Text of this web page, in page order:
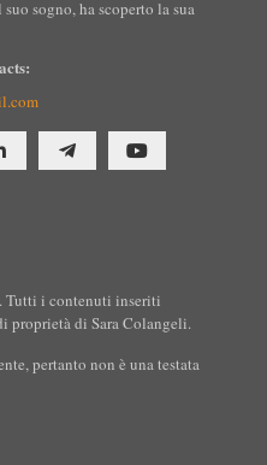
sogno, ha scoperto la sua
Tutti i contenuti inseriti
proprietà di Sara Colangeli.
pertanto non è una testata